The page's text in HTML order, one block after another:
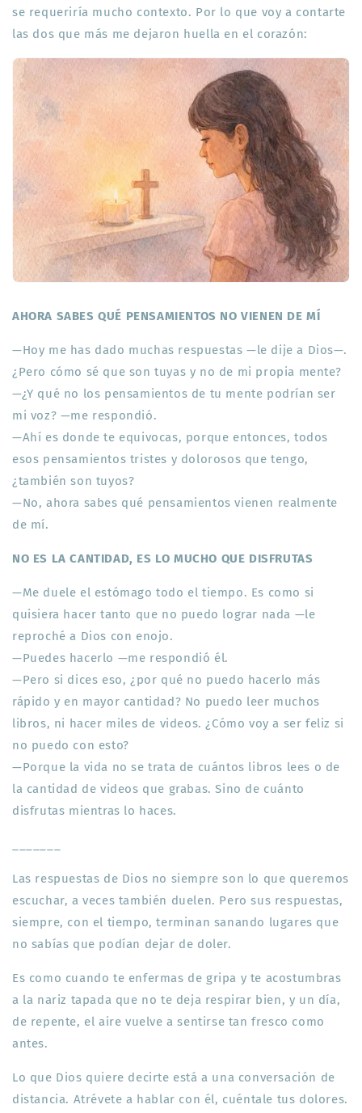
se requeriría mucho contexto. Por lo que voy a contarte
las dos que más me dejaron huella en el corazón:
AHORA SABES QUÉ PENSAMIENTOS NO VIENEN DE MÍ
—Hoy me has dado muchas respuestas —le dije a Dios—.
¿Pero cómo sé que son tuyas y no de mi propia mente?
—¿Y qué no los pensamientos de tu mente podrían ser
mi voz? —me respondió.
—Ahí es donde te equivocas, porque entonces, todos
esos pensamientos tristes y dolorosos que tengo,
¿también son tuyos?
—No, ahora sabes qué pensamientos vienen realmente
de mí.
NO ES LA CANTIDAD, ES LO MUCHO QUE DISFRUTAS
—Me duele el estómago todo el tiempo. Es como si
quisiera hacer tanto que no puedo lograr nada —le
reproché a Dios con enojo.
—Puedes hacerlo —me respondió él.
—Pero si dices eso, ¿por qué no puedo hacerlo más
rápido y en mayor cantidad? No puedo leer muchos
libros, ni hacer miles de videos. ¿Cómo voy a ser feliz si
no puedo con esto?
—Porque la vida no se trata de cuántos libros lees o de
la cantidad de videos que grabas. Sino de cuánto
disfrutas mientras lo haces.
Las respuestas de Dios no siempre son lo que queremos
escuchar, a veces también duelen. Pero sus respuestas,
siempre, con el tiempo, terminan sanando lugares que
no sabías que podían dejar de doler.
Es como cuando te enfermas de gripa y te acostumbras
a la nariz tapada que no te deja respirar bien, y un día,
de repente, el aire vuelve a sentirse tan fresco como
antes.
Lo que Dios quiere decirte está a una conversación de
distancia. Atrévete a hablar con él, cuéntale tus dolores.